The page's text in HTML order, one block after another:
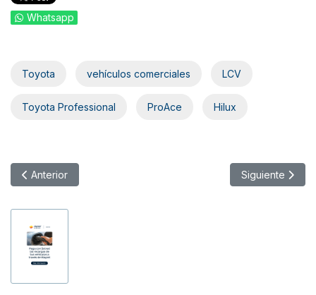
Whatsapp
Toyota vehículos comerciales LCV
Toyota Professional ProAce Hilux
Artículo anterior: Volvo incorpora las actualizaciones remotas
Anterior Artículo
Siguiente